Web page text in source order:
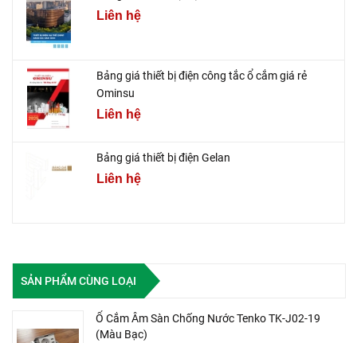
Liên hệ
Bảng giá thiết bị điện công tắc ổ cắm giá rẻ
Ominsu
Liên hệ
Bảng giá thiết bị điện Gelan
Liên hệ
SẢN PHẨM CÙNG LOẠI
Ổ Cắm Âm Sàn Chống Nước Tenko TK-J02-19
(Màu Bạc)